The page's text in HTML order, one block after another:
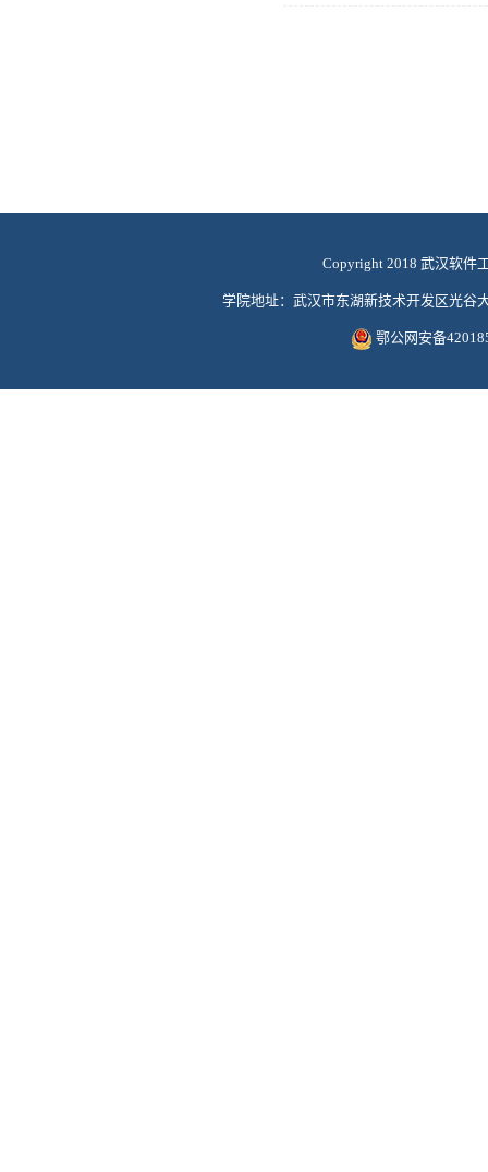
Copyright 2018 武汉软件
学院地址：武汉市东湖新技术开发区光
鄂公网安备